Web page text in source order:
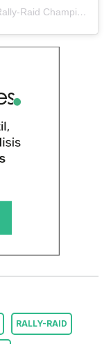
Una publicación compartida por World Rally-Raid Championship (@officialw2rc)
RALLY-RAID